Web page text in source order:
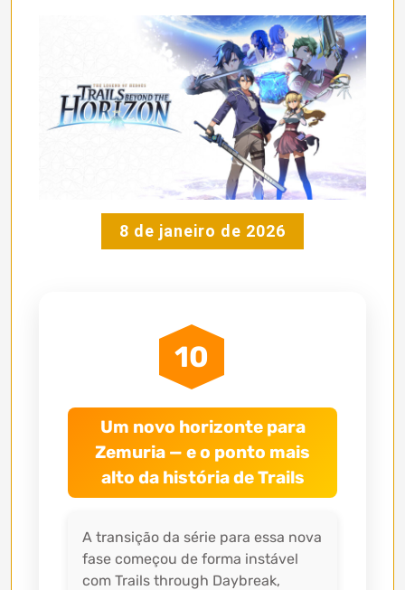
8 de janeiro de 2026
10
Um novo horizonte para
Zemuria — e o ponto mais
alto da história de Trails
A transição da série para essa nova
fase começou de forma instável
com Trails through Daybreak,